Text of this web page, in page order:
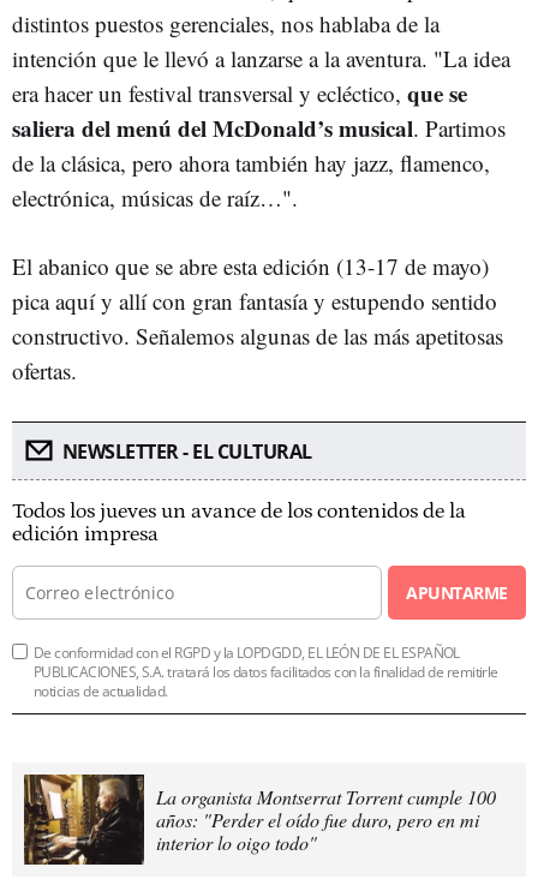
distintos puestos gerenciales, nos hablaba de la
intención que le llevó a lanzarse a la aventura. "La idea
era hacer un festival transversal y ecléctico, que se
saliera del menú del McDonald’s musical. Partimos
de la clásica, pero ahora también hay jazz, flamenco,
electrónica, músicas de raíz…".
El abanico que se abre esta edición (13-17 de mayo)
pica aquí y allí con gran fantasía y estupendo sentido
constructivo. Señalemos algunas de las más apetitosas
ofertas.
NEWSLETTER - EL CULTURAL
Todos los jueves un avance de los contenidos de la
edición impresa
APUNTARME
De conformidad con el RGPD y la LOPDGDD, EL LEÓN DE EL ESPAÑOL
PUBLICACIONES, S.A. tratará los datos facilitados con la finalidad de remitirle
noticias de actualidad.
La organista Montserrat Torrent cumple 100
años: "Perder el oído fue duro, pero en mi
interior lo oigo todo"